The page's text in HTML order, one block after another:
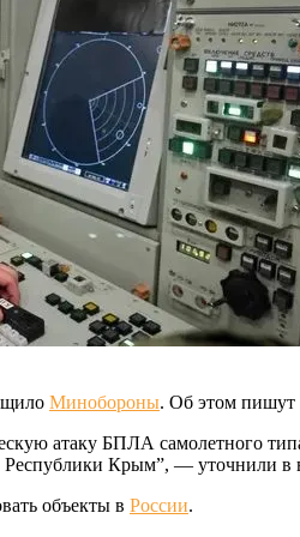
Минобороны. Об этом
атаку БПЛА самолетного
Республики Крым”, — уточнили в
объекты в России.